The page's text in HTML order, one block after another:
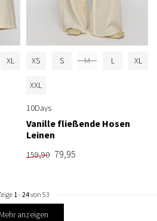
XL XS S M L XL
XXL
10Days
Vanille fließende Hosen
Leinen
159,90 79,95
1- 24von 53
Mehr anzeigen